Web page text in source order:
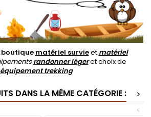
boutique matériel survieet matériel
randonner légeret choix de
équipement trekking
DANS LA MÊME CATÉGORIE :
>
<